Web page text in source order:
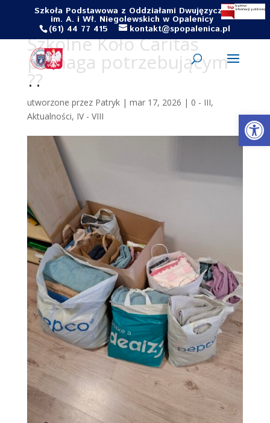
Szkoła Podstawowa z Oddziałami Dwujęzycznymi
im. A. i Wł. Niegolewskich w Opalenicy
(61) 44 77 415
kontakt@spopalenica.pl
Szkolne Koło Caritas
pomaga potrzebującym
??
utworzone przez Patryk| mar 17, 2026 | 0 - III,
Aktualności, IV - VIII